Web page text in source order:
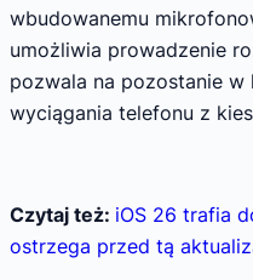
wbudowanemu
umożliwia prowadzenie
pozwala na pozostanie
wyciągania telefonu z
Czytaj też: iOS 26 trafia
ostrzega przed tą